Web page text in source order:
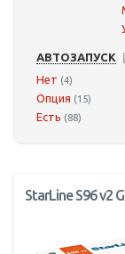
АВТОЗАПУСК
Нет (4)
Опция (15)
Есть (88)
StarLine S96 v2